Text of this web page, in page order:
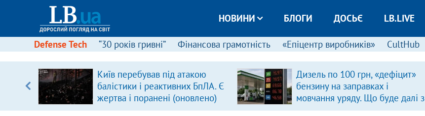
НОВИНИ БЛОГИ ДОСЬЄ LB.LIVE
Defense Tech “30 років гривні” Фінансова грамотність «Епіцентр виробників» CultHub
Київ перебував під атакою
балістики і реактивних БпЛА. Є
жертва і поранені (оновлено)
Дизель по 100 грн, «дефіцит»
бензину на заправках і
мовчання уряду. Що буде далі з
цінами на пальне?